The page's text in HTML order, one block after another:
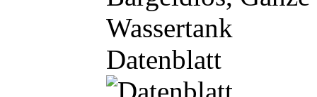
Wassertank
Datenblatt